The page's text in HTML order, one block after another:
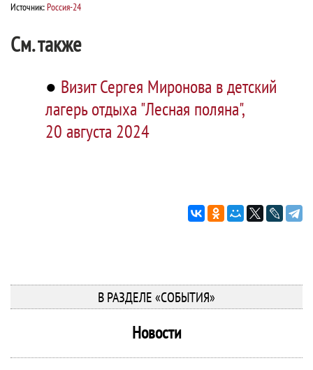
Источник:Россия-24
См. также
● Визит Сергея Миронова в детский
лагерь отдыха "Лесная поляна",
20 августа 2024
В РАЗДЕЛЕ «СОБЫТИЯ»
Новости